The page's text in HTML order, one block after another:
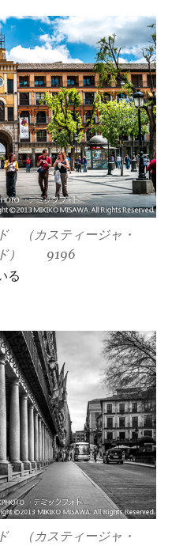
（カスティージャ・
ド） 9196
る
（カスティージャ・